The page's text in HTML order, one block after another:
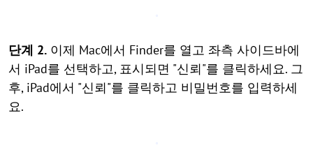
단계 2. 이제 Mac에서 Finder를 열고 좌측 사이드바에
서 iPad를 선택하고, 표시되면 "신뢰"를 클릭하세요. 그
후, iPad에서 "신뢰"를 클릭하고 비밀번호를 입력하세
요.